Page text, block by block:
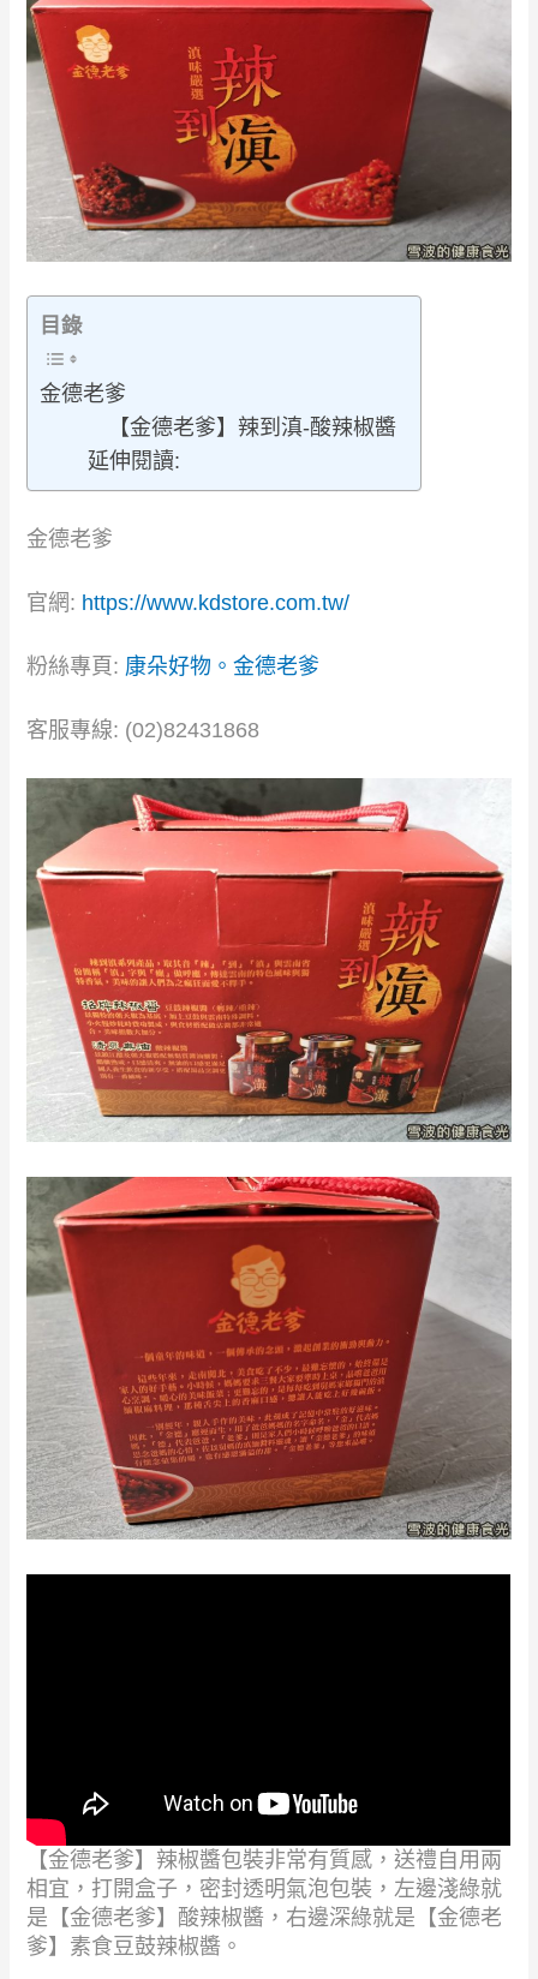
目錄
金德老爹
【金德老爹】辣到滇-酸辣椒醬
延伸閱讀:
金德老爹
官網: https://www.kdstore.com.tw/
粉絲專頁: 康朵好物。金德老爹
客服專線: (02)82431868
【金德老爹】辣椒醬包裝非常有質感，送禮自用兩
相宜，打開盒子，密封透明氣泡包裝，左邊淺綠就
是【金德老爹】酸辣椒醬，右邊深綠就是【金德老
爹】素食豆鼓辣椒醬。